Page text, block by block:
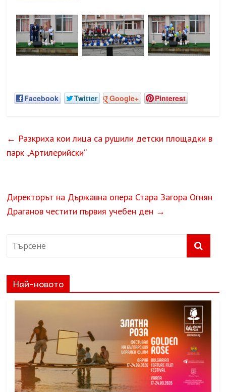
Facebook Twitter Google+ Pinterest
← Разкриха кои лица са рушили детски площадки в
парк „Артилерийски“
Директорът на Държавна опера Стара Загора Огнян
Драганов честити първия учебен ден →
Най-новото